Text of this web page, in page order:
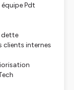
Pdt
dette
clients internes